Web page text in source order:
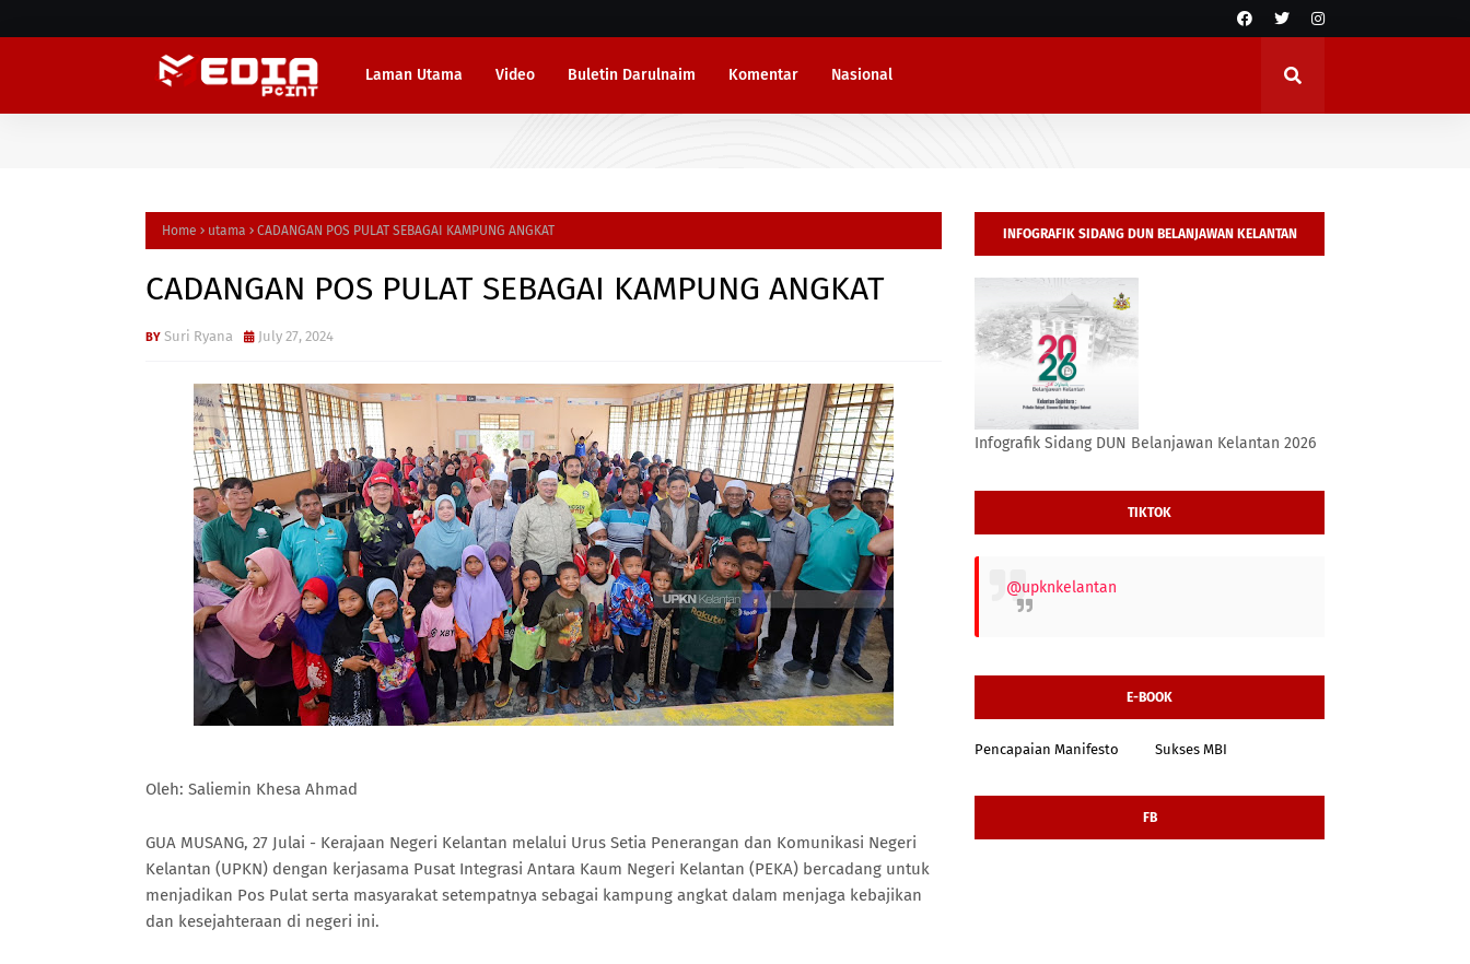
Laman Utama Video Buletin Darulnaim Komentar Nasional
Home utama CADANGAN POS PULAT SEBAGAI KAMPUNG ANGKAT
CADANGAN POS PULAT SEBAGAI KAMPUNG ANGKAT
Suri Ryana July 27, 2024
Oleh: Saliemin Khesa Ahmad
GUA MUSANG, 27 Julai - Kerajaan Negeri Kelantan melalui Urus Setia Penerangan dan Komunikasi Negeri
Kelantan (UPKN) dengan kerjasama Pusat Integrasi Antara Kaum Negeri Kelantan (PEKA) bercadang untuk
menjadikan Pos Pulat serta masyarakat setempatnya sebagai kampung angkat dalam menjaga kebajikan
dan kesejahteraan di negeri ini.
INFOGRAFIK SIDANG DUN BELANJAWAN KELANTAN
2026
Infografik Sidang DUN Belanjawan Kelantan 2026
TIKTOK
@upknkelantan
E-BOOK
Pencapaian Manifesto Sukses MBI
FB